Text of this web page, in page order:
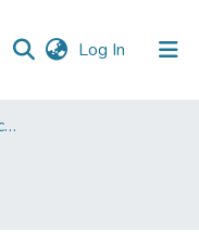
Log In (current)
Навчально-науковий інститут агротехнологій, селекції та екології